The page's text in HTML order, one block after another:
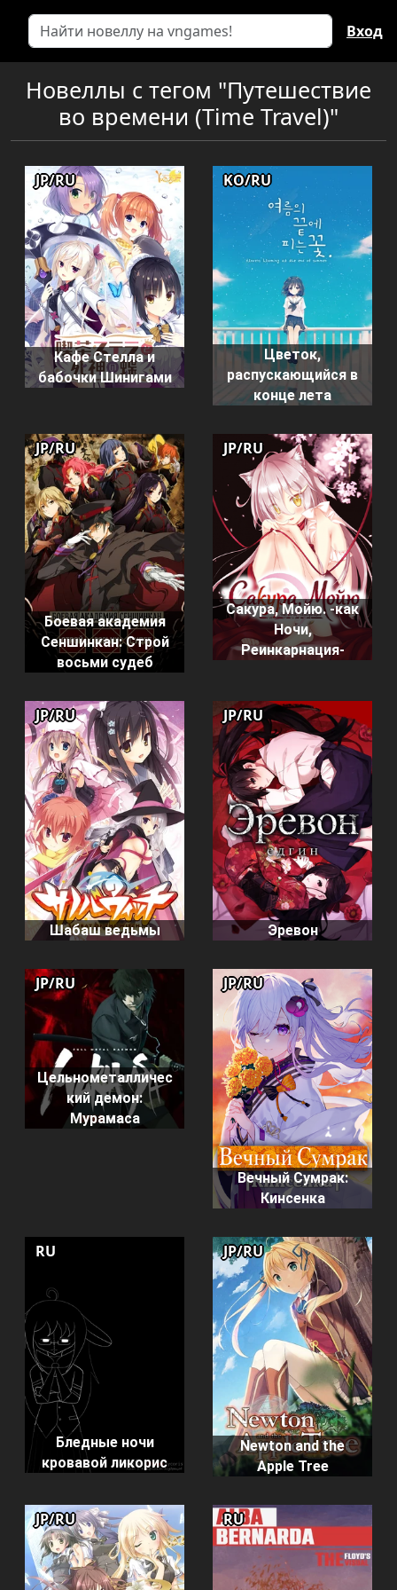
Вход
Новеллы с тегом "Путешествие
во времени (Time Travel)"
Кафе Стелла и
бабочки Шинигами
JP/RU
Цветок,
распускающийся в
конце лета
KO/RU
Боевая академия
Сеншинкан: Строй
восьми судеб
JP/RU
Сакура, Мойю. -как
Ночи,
Реинкарнация-
JP/RU
Шабаш ведьмы
JP/RU
Эревон
JP/RU
Цельнометалличес
кий демон:
Мурамаса
JP/RU
Вечный Сумрак:
Кинсенка
JP/RU
Бледные ночи
кровавой ликорис
RU
Newton and the
Apple Tree
JP/RU
JP/RU RU